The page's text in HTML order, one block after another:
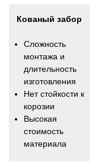
Кованый забор
Сложность
монтажа и
длительность
изготовления
Нет стойкости к
корозии
Высокая
стоимость
материала